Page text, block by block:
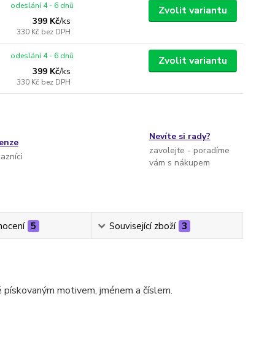
399 Kč/ks
330 Kč bez DPH
odeslání 4 - 6 dnů Zvolit variantu
399 Kč/ks
330 Kč bez DPH
odeslání 4 - 6 dnů Zvolit variantu
Nevíte si rady?
zavolejte - poradíme
vám s nákupem
5 Související zboží 3
pískovaným motivem, jménem a číslem.